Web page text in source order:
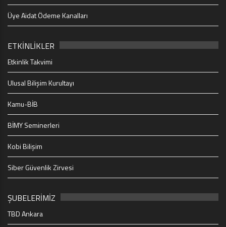
Üye Aidat Ödeme Kanalları
ETKİNLİKLER
Etkinlik Takvimi
Ulusal Bilişim Kurultayı
Kamu-BİB
BİMY Seminerleri
Kobi Bilişim
Siber Güvenlik Zirvesi
ŞUBELERİMİZ
TBD Ankara